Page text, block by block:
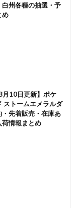
白州各種の抽選・予
め
月10日更新】ポケ
ストームエメラルダ
・先着販売・在庫あ
荷情報まとめ